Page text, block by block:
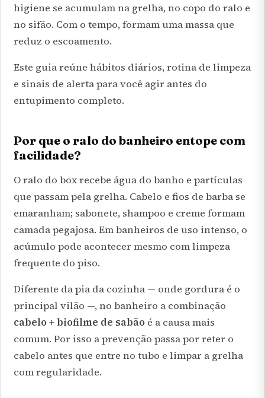
higiene se acumulam na grelha, no copo do ralo e
no sifão. Com o tempo, formam uma massa que
reduz o escoamento.
Este guia reúne hábitos diários, rotina de limpeza
e sinais de alerta para você agir antes do
entupimento completo.
Por que o ralo do banheiro entope com
facilidade?
O ralo do box recebe água do banho e partículas
que passam pela grelha. Cabelo e fios de barba se
emaranham; sabonete, shampoo e creme formam
camada pegajosa. Em banheiros de uso intenso, o
acúmulo pode acontecer mesmo com limpeza
frequente do piso.
Diferente da pia da cozinha — onde gordura é o
principal vilão —, no banheiro a combinação
cabelo + biofilme de sabão é a causa mais
comum. Por isso a prevenção passa por reter o
cabelo antes que entre no tubo e limpar a grelha
com regularidade.